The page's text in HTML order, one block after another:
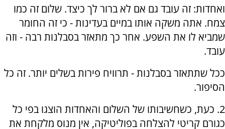
ואחדות: זה עובד גם אם לא ברור לך כיצד. שלום זה כמו
צמח. אתה משקה אותו במיים בעדינות - כי זה החומר
שמביא לו את השפע. אחר כך מתאזר בסבלנות רבה - וזה
עובד.
ככל שתתאזר בסבלנות - תרוויח פירות בשלים יותר. זה כל
הסיפור.
2. כעת, כשחשיבותו של השלום והאחדות הוצגו בפי כל
כגורם קריטי להצלחה בפוליטיקה, אין מנוס מלקחת את